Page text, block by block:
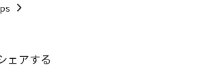
ェアする